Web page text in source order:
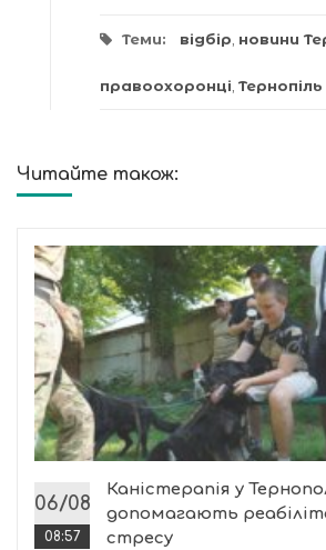
Теми: відбір новини
правоохоронці Тернопіль
Читайте також:
06/08
08:57
Каністерапія у
допомагають
стресу